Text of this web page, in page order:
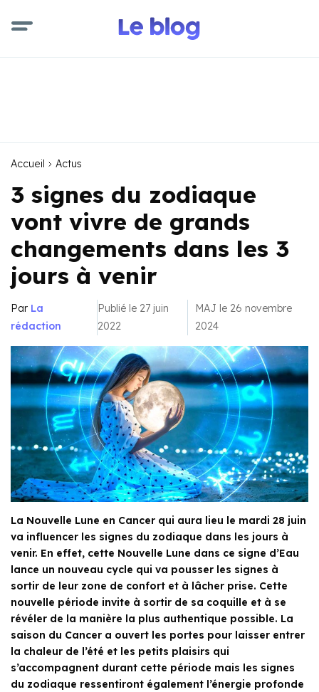
Accueil Actus
3 signes du zodiaque
vont vivre de grands
changements dans les 3
jours à venir
Par La
rédaction
Publié le 27 juin
2022
MAJ le 26 novembre
2024
La Nouvelle Lune en Cancer qui aura lieu le mardi 28 juin
va influencer les signes du zodiaque dans les jours à
venir. En effet, cette Nouvelle Lune dans ce signe d’Eau
lance un nouveau cycle qui va pousser les signes à
sortir de leur zone de confort et à lâcher prise. Cette
nouvelle période invite à sortir de sa coquille et à se
révéler de la manière la plus authentique possible. La
saison du Cancer a ouvert les portes pour laisser entrer
la chaleur de l’été et les petits plaisirs qui
s’accompagnent durant cette période mais les signes
du zodiaque ressentiront également l’énergie profonde